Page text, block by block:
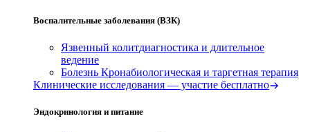
Воспалительные заболевания (ВЗК)
Язвенный колитдиагностика и длительное
ведение
Болезнь Кронабиологическая и таргетная терапия
Клинические исследования — участие бесплатно
Эндокринология и питание